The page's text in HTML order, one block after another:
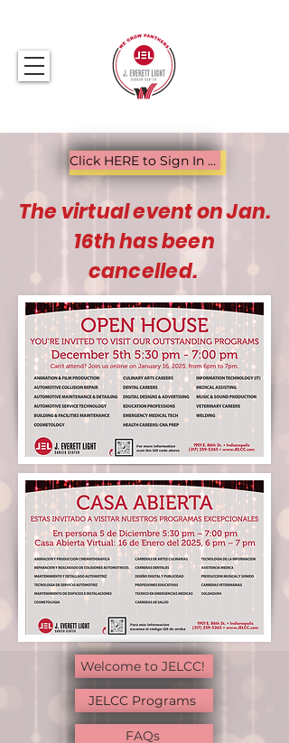
Click HERE to Sign In & ENTER THE RAFFLE DRAWING!
The virtual event on Jan.
16th has been
cancelled.
Welcome to JELCC!
JELCC Programs
FAQs